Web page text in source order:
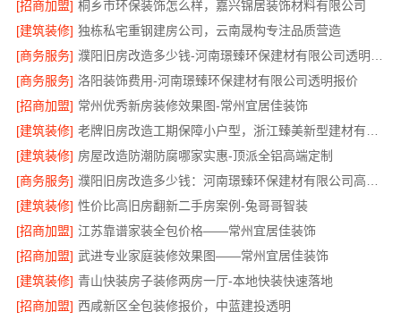
[招商加盟] 桐乡市环保装饰怎么样，嘉兴锦居装饰材料有限公司
[建筑装修] 独栋私宅重钢建房公司，云南晟构专注品质营造
[商务服务]
[商务服务] 洛阳装饰费用-河南璟臻环保建材有限公司透明报价
[招商加盟] 常州优秀新房装修效果图-常州宜居佳装饰
[建筑装修]
[建筑装修] 房屋改造防潮防腐哪家实惠-顶派全铝高端定制
[商务服务]
[建筑装修] 性价比高旧房翻新二手房案例-兔哥哥智装
[招商加盟] 江苏靠谱家装全包价格——常州宜居佳装饰
[招商加盟] 武进专业家庭装修效果图——常州宜居佳装饰
[建筑装修] 青山快装房子装修两房一厅-本地快装快速落地
[招商加盟] 西咸新区全包装修报价，中蓝建投透明